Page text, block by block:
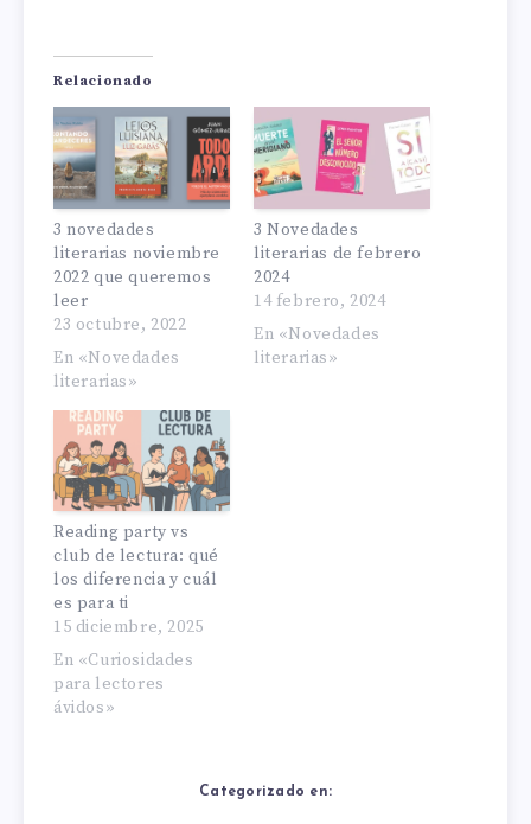
Relacionado
3 novedades
literarias noviembre
2022 que queremos
leer
23 octubre, 2022
En «Novedades
literarias»
3 Novedades
literarias de febrero
2024
14 febrero, 2024
En «Novedades
literarias»
Reading party vs
club de lectura: qué
los diferencia y cuál
es para ti
15 diciembre, 2025
En «Curiosidades
para lectores
ávidos»
Categorizado en: